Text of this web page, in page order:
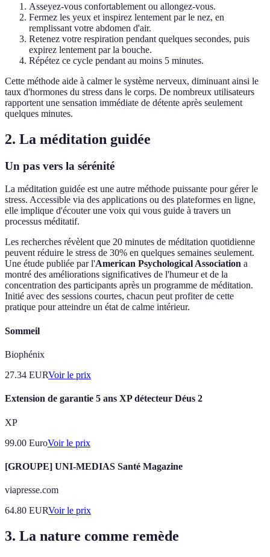
Asseyez-vous confortablement ou allongez-vous.
Fermez les yeux et inspirez lentement par le nez, en
remplissant votre abdomen d'air.
Retenez votre respiration pendant quelques secondes, puis
expirez lentement par la bouche.
Répétez ce cycle pendant au moins 5 minutes.
Cette méthode aide à calmer le système nerveux, diminuant ainsi le
taux d'hormones du stress dans le corps. De nombreux utilisateurs
rapportent une sensation immédiate de détente après seulement
quelques minutes.
2. La méditation guidée
Un pas vers la sérénité
La méditation guidée est une autre méthode puissante pour gérer le
stress. Accessible via des applications ou des plateformes en ligne,
elle implique d'écouter une voix qui vous guide à travers un
processus méditatif.
Les recherches révèlent que 20 minutes de méditation quotidienne
peuvent réduire le stress de 30% en quelques semaines seulement.
Une étude publiée par l'American Psychological Association a
montré des améliorations significatives de l'humeur et de la
concentration des participants après un programme de méditation.
Initié avec des sessions courtes, chacun peut profiter de cette
pratique pour atteindre un état de calme intérieur.
Sommeil
Biophénix
27.34 EURVoir le prix
Extension de garantie 5 ans XP détecteur Déus 2
XP
99.00 EuroVoir le prix
[GROUPE] UNI-MEDIAS Santé Magazine
viapresse.com
64.80 EURVoir le prix
3. La nature comme remède